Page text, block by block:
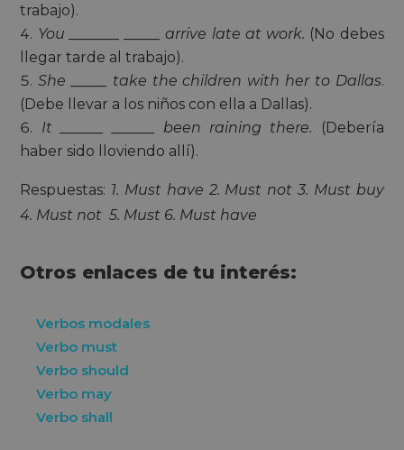
trabajo).
You _______ _____ arrive late at work. (No debes
llegar tarde al trabajo).
She _____ take the children with her to Dallas.
(Debe llevar a los niños con ella a Dallas).
It ______ ______ been raining there. (Debería
haber sido lloviendo allí).
Respuestas: 1. Must have 2. Must not 3. Must buy
4. Must not 5. Must 6. Must have
Otros enlaces de tu interés:
Verbos modales
Verbo must
Verbo should
Verbo may
Verbo shall